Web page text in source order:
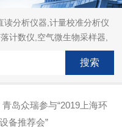
读分析仪器,计量校准分析仪
计数仪,空气微生物采样器,
青岛众瑞参与“2019上海环
备推荐会”